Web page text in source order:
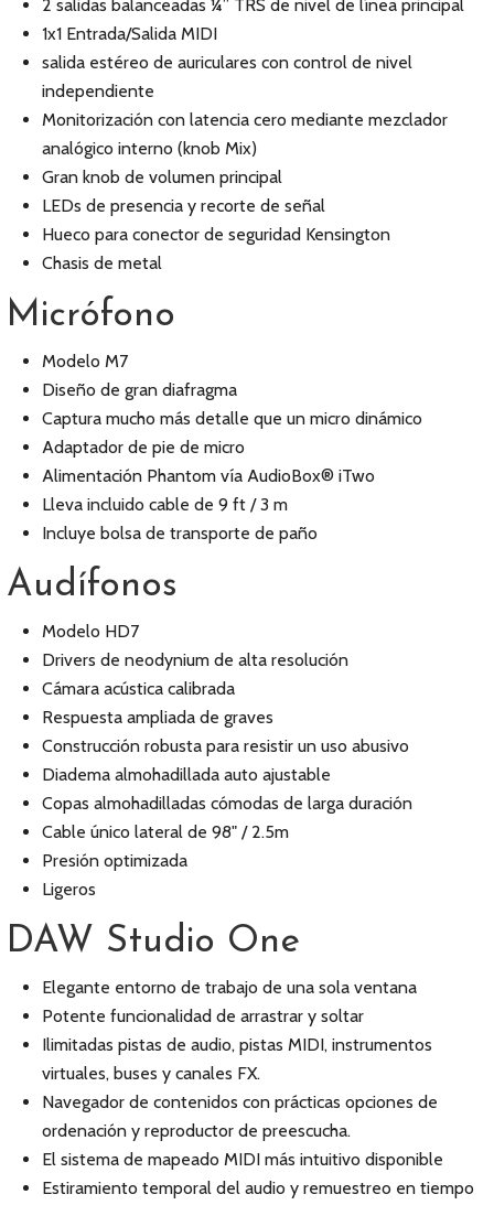
2 salidas balanceadas ¼” TRS de nivel de línea principal
1x1 Entrada/Salida MIDI
salida estéreo de auriculares con control de nivel
independiente
Monitorización con latencia cero mediante mezclador
analógico interno (knob Mix)
Gran knob de volumen principal
LEDs de presencia y recorte de señal
Hueco para conector de seguridad Kensington
Chasis de metal
Micrófono
Modelo M7
Diseño de gran diafragma
Captura mucho más detalle que un micro dinámico
Adaptador de pie de micro
Alimentación Phantom vía AudioBox® iTwo
Lleva incluido cable de 9 ft / 3 m
Incluye bolsa de transporte de paño
Audífonos
Modelo HD7
Drivers de neodynium de alta resolución
Cámara acústica calibrada
Respuesta ampliada de graves
Construcción robusta para resistir un uso abusivo
Diadema almohadillada auto ajustable
Copas almohadilladas cómodas de larga duración
Cable único lateral de 98" / 2.5m
Presión optimizada
Ligeros
DAW Studio One
Elegante entorno de trabajo de una sola ventana
Potente funcionalidad de arrastrar y soltar
Ilimitadas pistas de audio, pistas MIDI, instrumentos
virtuales, buses y canales FX.
Navegador de contenidos con prácticas opciones de
ordenación y reproductor de preescucha.
El sistema de mapeado MIDI más intuitivo disponible
Estiramiento temporal del audio y remuestreo en tiempo